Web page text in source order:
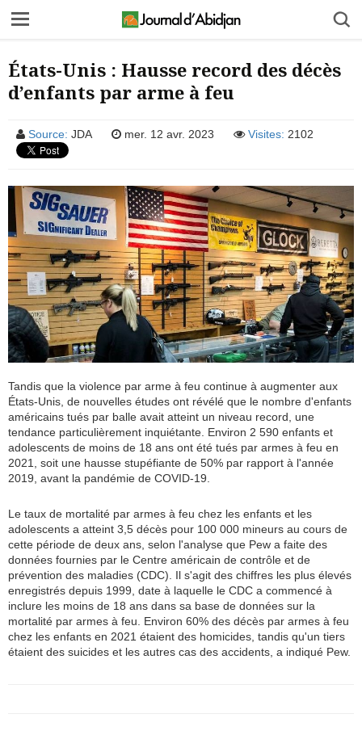
États-Unis : Hausse record des décès
d’enfants par arme à feu
Source: JDA mer. 12 avr. 2023 Visites: 2102
Tandis que la violence par arme à feu continue à augmenter aux
États-Unis, de nouvelles études ont révélé que le nombre d'enfants
américains tués par balle avait atteint un niveau record, une
tendance particulièrement inquiétante. Environ 2 590 enfants et
adolescents de moins de 18 ans ont été tués par armes à feu en
2021, soit une hausse stupéfiante de 50% par rapport à l'année
2019, avant la pandémie de COVID-19.
Le taux de mortalité par armes à feu chez les enfants et les
adolescents a atteint 3,5 décès pour 100 000 mineurs au cours de
cette période de deux ans, selon l'analyse que Pew a faite des
données fournies par le Centre américain de contrôle et de
prévention des maladies (CDC). Il s'agit des chiffres les plus élevés
enregistrés depuis 1999, date à laquelle le CDC a commencé à
inclure les moins de 18 ans dans sa base de données sur la
mortalité par armes à feu. Environ 60% des décès par armes à feu
chez les enfants en 2021 étaient des homicides, tandis qu'un tiers
étaient des suicides et les autres cas des accidents, a indiqué Pew.